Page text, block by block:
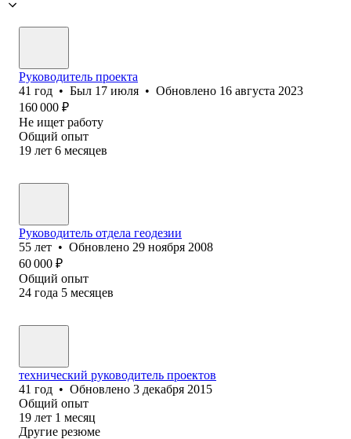
Руководитель проекта
41 год • Был 17 июля • Обновлено 16 августа 2023
160 000 ₽
Не ищет работу
Общий опыт
19 лет 6 месяцев
Руководитель отдела геодезии
55 лет • Обновлено 29 ноября 2008
60 000 ₽
Общий опыт
24 года 5 месяцев
технический руководитель проектов
41 год • Обновлено 3 декабря 2015
Общий опыт
19 лет 1 месяц
Другие резюме